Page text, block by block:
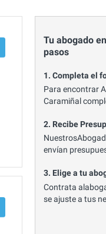
Tu abogado
pasos
1. Completa el
Para encontrar
Caramiñal
2. Recibe
envían
3. Elige a tu
Contrata
se ajuste a tus